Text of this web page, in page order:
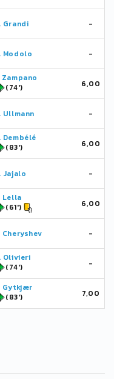
Grandi -
Modolo -
Zampano
(74')
6,00
Ullmann -
Dembélé
(83')
6,00
Jajalo -
Lella
(61')
6,00
Cheryshev -
Olivieri
(74')
-
Gytkjær
(83')
7,00